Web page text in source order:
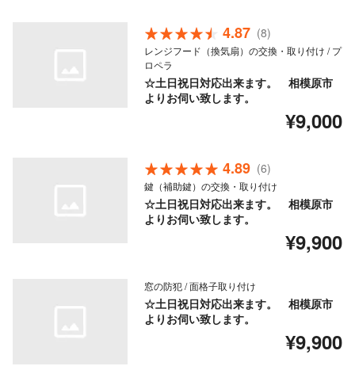
4.87 (8)
レンジフード（換気扇）の交換・取り付け / プ
ロペラ
☆土日祝日対応出来ます。 相模原市
よりお伺い致します。
¥9,000
4.89 (6)
鍵（補助鍵）の交換・取り付け
☆土日祝日対応出来ます。 相模原市
よりお伺い致します。
¥9,900
窓の防犯 / 面格子取り付け
☆土日祝日対応出来ます。 相模原市
よりお伺い致します。
¥9,900